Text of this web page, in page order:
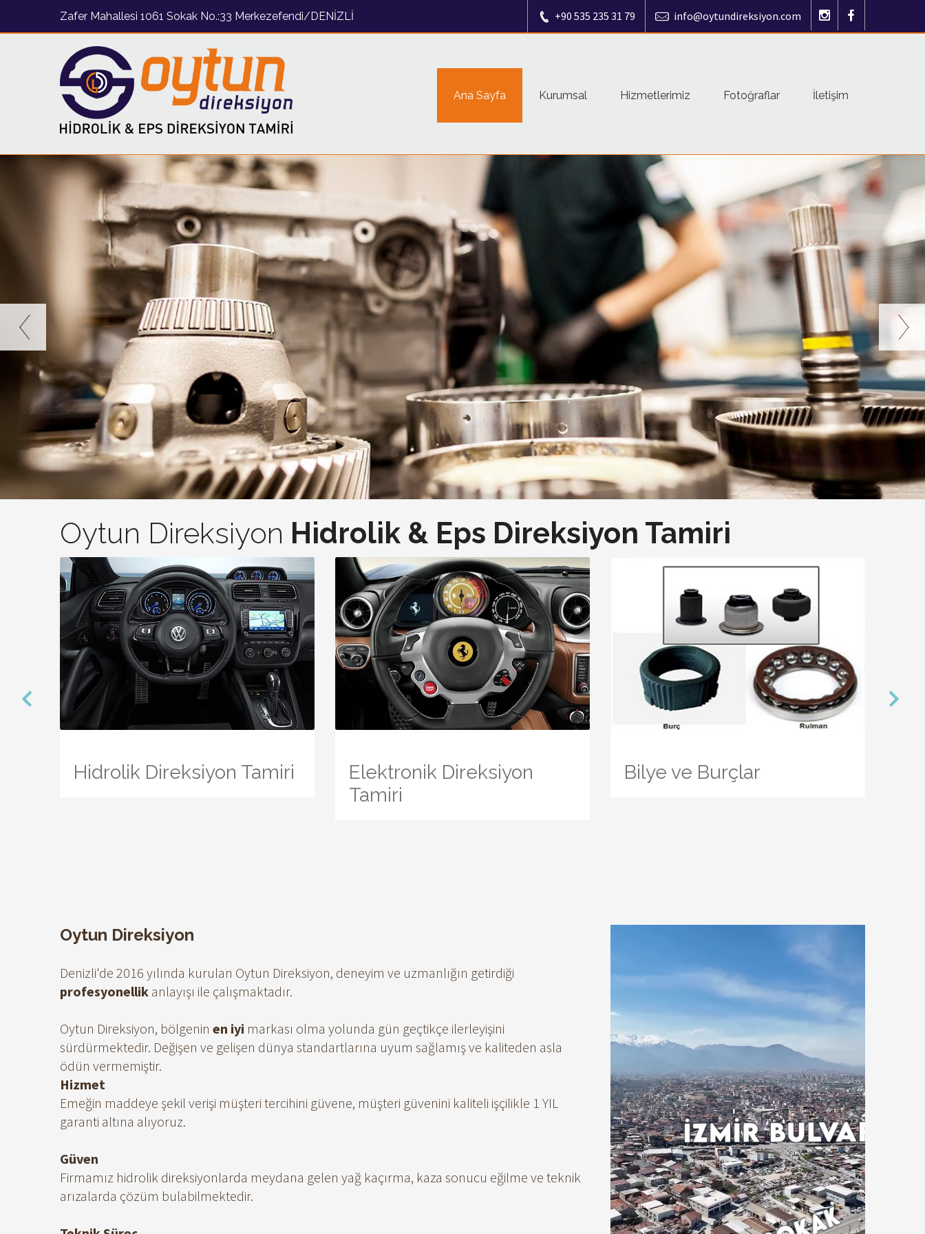
Zafer Mahallesi 1061 Sokak No.:33 Merkezefendi/DENİZLİ +90 535 235 31 79 info@oytundireksiyon.com
Ana Sayfa Kurumsal Hizmetlerimiz Fotoğraflar İletişim
Oytun Direksiyon Hidrolik & Eps Direksiyon Tamiri
Hidrolik Direksiyon Tamiri
Elektronik Direksiyon
Tamiri
Bilye ve Burçlar
prev next
Oytun Direksiyon
Denizli'de 2016 yılında kurulan Oytun Direksiyon, deneyim ve uzmanlığın getirdiği
profesyonellik anlayışı ile çalışmaktadır.
Oytun Direksiyon, bölgenin en iyi markası olma yolunda gün geçtikçe ilerleyişini
sürdürmektedir. Değişen ve gelişen dünya standartlarına uyum sağlamış ve kaliteden asla
ödün vermemiştir.
Hizmet
Emeğin maddeye şekil verişi müşteri tercihini güvene, müşteri güvenini kaliteli işçilikle 1 YIL
garanti altına alıyoruz.
Güven
Firmamız hidrolik direksiyonlarda meydana gelen yağ kaçırma, kaza sonucu eğilme ve teknik
arızalarda çözüm bulabilmektedir.